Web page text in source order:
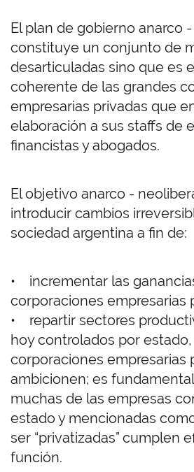
El plan de gobierno anarco
constituye un conjunto de
desarticuladas sino que es
coherente de las grandes
empresarias privadas que
elaboración a sus staffs de
financistas y abogados.
El objetivo anarco -
introducir cambios
sociedad argentina a fin de:
• incrementar las
corporaciones empresarias
• repartir sectores
hoy controlados por
corporaciones empresarias
ambicionen; es
muchas de las empresas
estado y mencionadas
ser “privatizadas” cumplen
función.